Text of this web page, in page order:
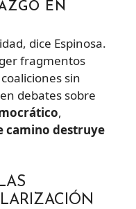
EN
dice Espinosa.
fragmentos
sin
debates sobre
,
camino destruye